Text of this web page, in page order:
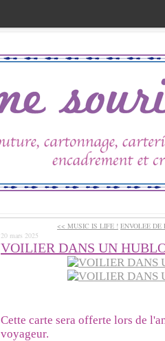
<< MUSIC IS LIFE ! ENVOLEE DE
20 mars 2025
VOILIER DANS UN
Cette carte sera offerte lors de
voyageur.